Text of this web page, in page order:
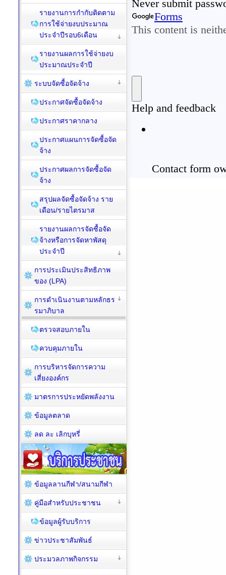
รายงานการกำกับติดตาม
การใช้จ่ายงบประมาณ
ประจำปีรอบ6เดือน
รายงานผลการใช้จ่ายงบ
ประมาณประจำปี
ระบบจัดซื้อจัดจ้าง
ประกาศจัดซื้อจัดจ้าง
ประกาศราคากลาง
ประกาศแผนการจัดซื้อจัด
จ้าง
ประกาศผลการจัดซื้อจัด
จ้าง
สรุปผลจัดซื้อจัดจ้าง ราย
เดือน/รายไตรมาส
รายงานผลการจัดซื้อจัด
จ้างหรือการจัดหาพัสดุ
ประจำปี
การประเมินประสิทธิภาพ
ของ (LPA)
การดำเนินงานตามหลักธร
รมาภิบาล
ตรวจสอบภายใน
ควบคุมภายใน
การบริหารจัดการความ
เสี่ยงองค์กร
มาตรการประหยัดพลังงาน
ข้อมูลตลาด
ลด ละ เลิกบุหรี่
ข้อมูลลานกีฬา/สนามกีฬา
คู่มือสำหรับประชาชน
ข้อมูลผู้รับบริการ
ข่าวประชาสัมพันธ์
ประมวลภาพกิจกรรม